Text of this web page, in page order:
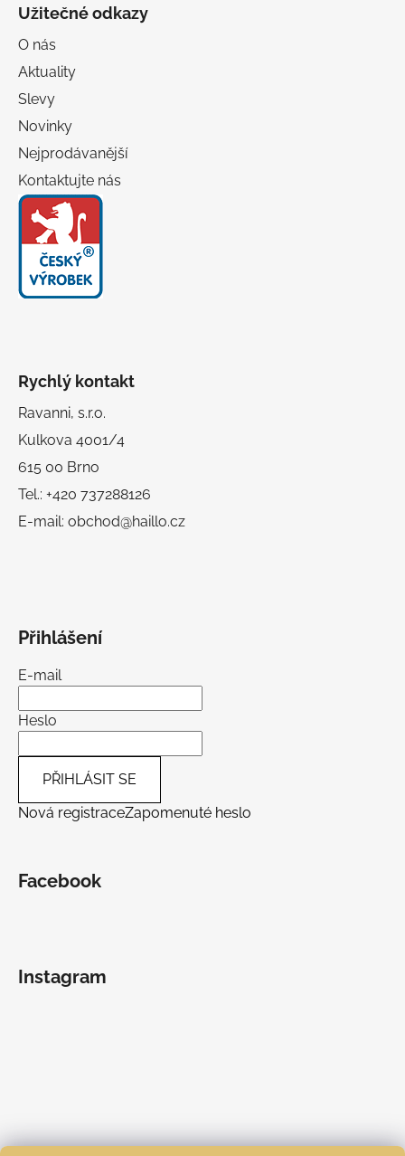
Užitečné odkazy
O nás
Aktuality
Slevy
Novinky
Nejprodávanější
Kontaktujte nás
Rychlý kontakt
Ravanni, s.r.o.
Kulkova 4001/4
615 00 Brno
Tel.: +420 737288126
E-mail: obchod@haillo.cz
Přihlášení
E-mail
Heslo
PŘIHLÁSIT SE
Nová registraceZapomenuté heslo
Facebook
Instagram